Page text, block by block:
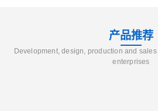
产品推荐
Development, design, production and
enterprises